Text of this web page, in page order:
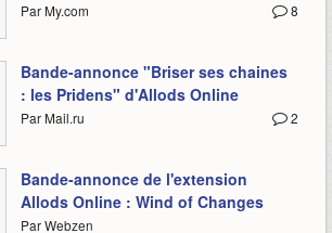
8
Par My.com
Bande-annonce "Briser ses chaines
: les Pridens" d'Allods Online
2
Par Mail.ru
Bande-annonce de l'extension
Allods Online : Wind of Changes
Par Webzen